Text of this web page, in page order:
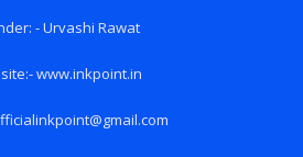
- Urvashi Rawat
www.inkpoint.in